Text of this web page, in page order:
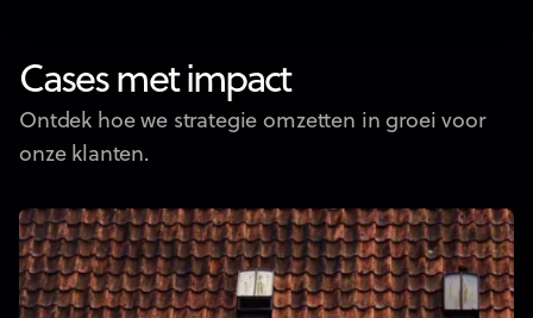
Cases met impact
Ontdek hoe we strategie omzetten in groei voor
onze klanten.